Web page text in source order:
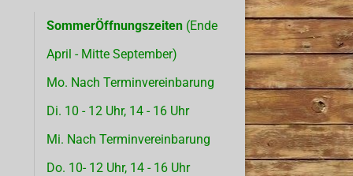
SommerÖffnungszeiten(Ende
April - Mitte September)
Mo. Nach Terminvereinbarung
Di. 10 - 12 Uhr, 14 - 16 Uhr
Mi. Nach Terminvereinbarung
Do. 10- 12 Uhr, 14 - 16 Uhr